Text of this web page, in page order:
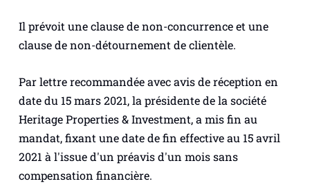
Il prévoit une clause de non-concurrence et une
clause de non-détournement de clientèle.
Par lettre recommandée avec avis de réception en
date du 15 mars 2021, la présidente de la société
Heritage Properties & Investment, a mis fin au
mandat, fixant une date de fin effective au 15 avril
2021 à l'issue d'un préavis d'un mois sans
compensation financière.